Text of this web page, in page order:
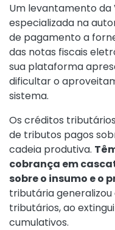
Um levantamento da
especializada na
de pagamento a
das notas fiscais
sua plataforma
dificultar o
sistema.
Os créditos
de tributos pagos
cadeia produtiva.
cobrança em
sobre o insumo e o
tributária
tributários, ao
cumulativos.